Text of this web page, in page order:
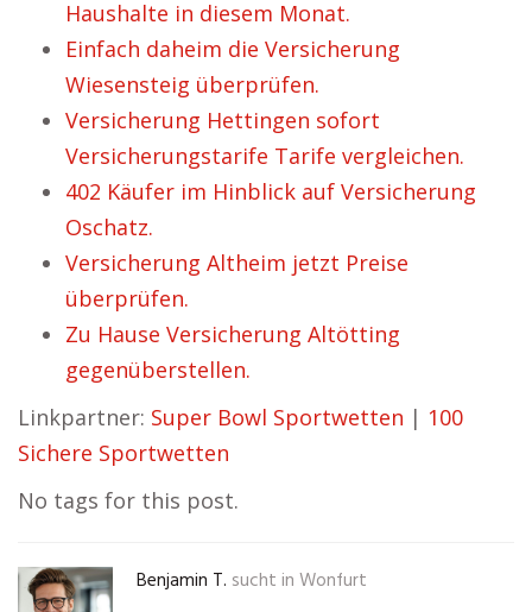
Haushalte in diesem Monat.
Einfach daheim die Versicherung
Wiesensteig überprüfen.
Versicherung Hettingen sofort
Versicherungstarife Tarife vergleichen.
402 Käufer im Hinblick auf Versicherung
Oschatz.
Versicherung Altheim jetzt Preise
überprüfen.
Zu Hause Versicherung Altötting
gegenüberstellen.
Linkpartner: Super Bowl Sportwetten | 100
Sichere Sportwetten
No tags for this post.
Benjamin T. sucht in Wonfurt